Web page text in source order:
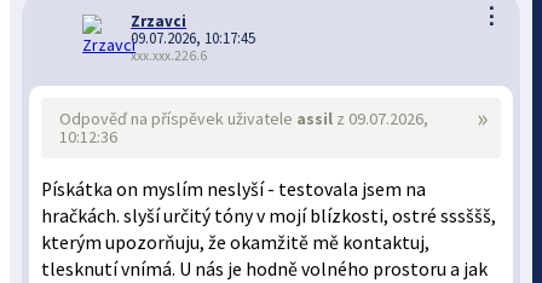
⋮
Zrzavci
09.07.2026, 10:17:45
xxx.xxx.226.6
»
Odpověď na příspěvek uživatele assil z 09.07.2026,
10:12:36
Pískátka on myslím neslyší - testovala jsem na
hračkách. slyší určitý tóny v mojí blízkosti, ostré sssššš,
kterým upozorňuju, že okamžitě mě kontaktuj,
tlesknutí vnímá. U nás je hodně volného prostoru a jak